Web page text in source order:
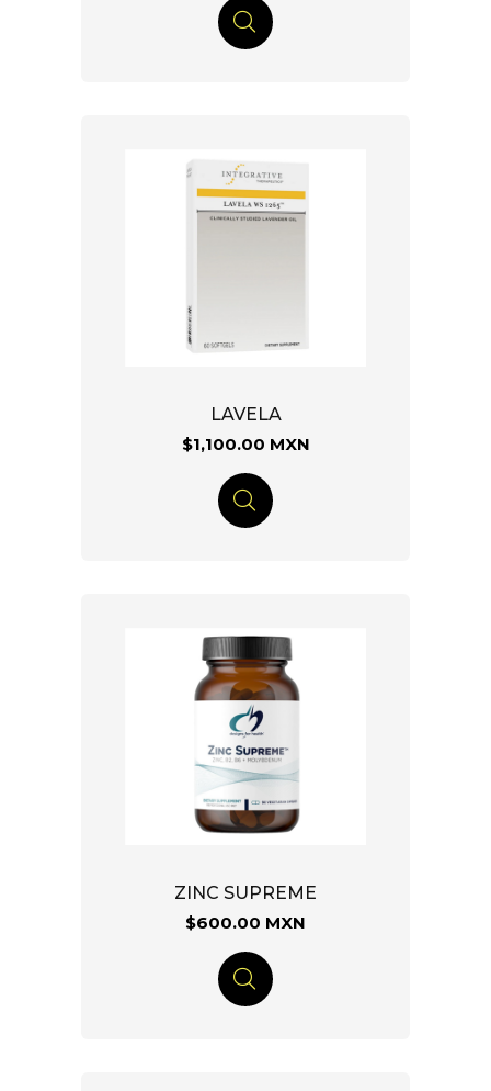
LAVELA
$1,100.00 MXN
ZINC SUPREME
$600.00 MXN